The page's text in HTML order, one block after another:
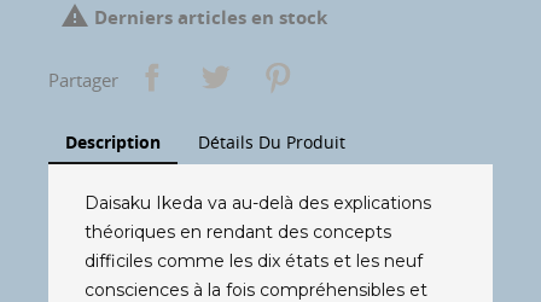
 Derniers articles en stock
Partager
Description Détails Du Produit
Daisaku Ikeda va au-delà des explications
théoriques en rendant des concepts
difficiles comme les dix états et les neuf
consciences à la fois compréhensibles et